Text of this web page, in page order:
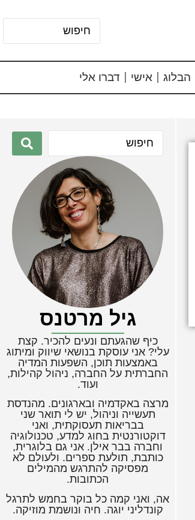
הבלוג אישי דברו אלי
גיל מרטנס
כיף שהגעתם ונעים להכיר. קצת
עלי? אני עוסקת בנושאי שיווק ומיתוג
באמצעות תוכן, השפעות המדיה
החברתית על החברה, ניהול קהילות,
ועוד.
מרצה באקדמיה ובארגונים. מהנדסת
תעשייה וניהול, יש לי תואר שני
בבריאות תעסוקתית, ואני
דוקטורנטית בחוג למדע, טכנולוגיה
וחברה בבר אילן. אני גם בלוגרית,
כותבת, תולעת ספרים. ולעולם לא
מפסיקה להתרגש מהמילים
הכתובות.
אה, ואני קמה כל בוקר בחמש לתרגל
קונדליני יוגה. חיה ונושמת מוזיקה.